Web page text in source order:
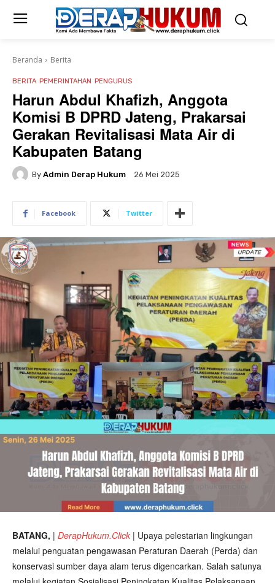
Beranda Berita
BERITA PEMERINTAHAN PENGURUS
Harun Abdul Khafizh, Anggota
Komisi B DPRD Jateng, Prakarsai
Gerakan Revitalisasi Mata Air di
Kabupaten Batang
By Admin Derap Hukum 26 Mei 2025
Facebook Twitter
BATANG, | DerapHukum.Click | Upaya pelestarian lingkungan
melalui penguatan pengawasan Peraturan Daerah (Perda) dan
konservasi sumber daya alam terus digencarkan. Salah satunya